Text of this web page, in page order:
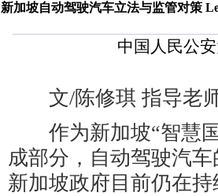
新加坡自动驾驶汽车立法与监管对策
中国人民公
文/陈修琪 指导老
作为新加坡“智慧国
成部分，自动驾驶汽
新加坡政府目前仍在